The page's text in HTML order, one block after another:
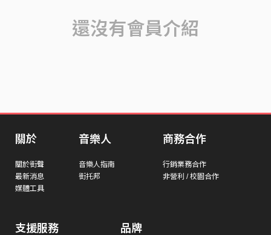
還沒有會員介紹
關於
關於街聲
最新消息
媒體工具
音樂人
音樂人指南
街托邦
商務合作
行銷業務合作
非營利 / 校園合作
支援服務 品牌